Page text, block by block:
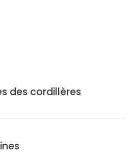
des cordillères